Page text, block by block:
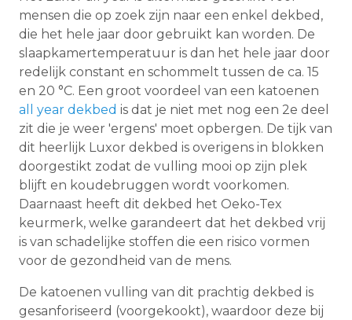
mensen die op zoek zijn naar een enkel dekbed,
die het hele jaar door gebruikt kan worden. De
slaapkamertemperatuur is dan het hele jaar door
redelijk constant en schommelt tussen de ca. 15
en 20 °C. Een groot voordeel van een katoenen
all year dekbed is dat je niet met nog een 2e deel
zit die je weer 'ergens' moet opbergen. De tijk van
dit heerlijk Luxor dekbed is overigens in blokken
doorgestikt zodat de vulling mooi op zijn plek
blijft en koudebruggen wordt voorkomen.
Daarnaast heeft dit dekbed het Oeko-Tex
keurmerk, welke garandeert dat het dekbed vrij
is van schadelijke stoffen die een risico vormen
voor de gezondheid van de mens.
De katoenen vulling van dit prachtig dekbed is
gesanforiseerd (voorgekookt), waardoor deze bij